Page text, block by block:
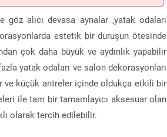
göz alıcı devasa aynalar ,yatak odaları
estetik bir duruşun ötesinde
çok daha büyük ve aydınlık yapabilir
yatak odaları ve salon dekorasyonları
ve küçük antreler içinde oldukça etkili bir
ile tam bir tamamlayıcı aksesuar olan
olarak tercih edilebilir.